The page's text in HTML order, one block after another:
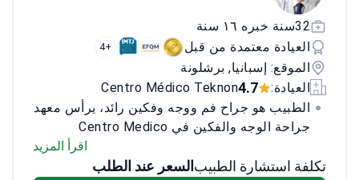
32سنة خبره ١٦ سنة
العيادة معتمدة من قبل
+4
الموقع: إسبانيا, برشلونة
العيادة:
4.7
Centro Médico Teknon
الطبيب هو جراح فم ووجه وفكين رائد، يرأس معهد
جراحة الوجه والفكين في Centro Medico
Teknon منذ عام 1995. متخصص في جراحة تقويم
الفكين وزراعة الأسنان وعلاج إصابات الوجه، وقد
اقرأ المزيد
تكلفة استشارة الطبيب السعر عند الطلب